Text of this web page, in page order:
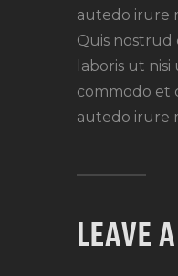
autedo irure
Quis nostrud
laboris ut
commodo et
autedo irure
LEAVE